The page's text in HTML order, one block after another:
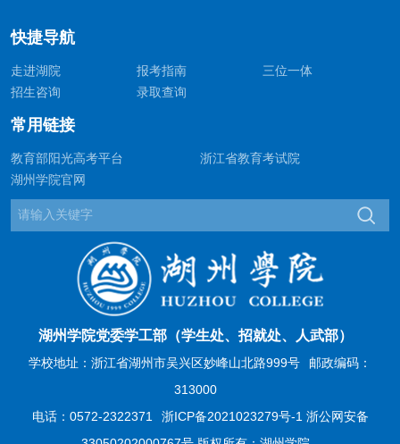
快捷导航
走进湖院 报考指南
三位一体
招生咨询
录取查询
常用链接
教育部阳光高考平台
浙江省教育考试院
湖州学院官网
湖州学院党委学工部（学生处、招就处、人武部）
学校地址：浙江省湖州市吴兴区妙峰山北路999号
邮政编码：
313000
电话：0572-2322371
浙ICP备2021023279号-1 浙公网安备